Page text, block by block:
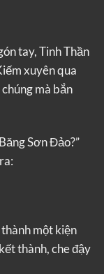
tay, Tinh Thần
xuyên qua
mà bắn
Sơn Đảo?”
một kiện
thành, che đậy